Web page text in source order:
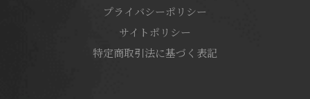
プライバシーポリシー
サイトポリシー
特定商取引法に基づく表記